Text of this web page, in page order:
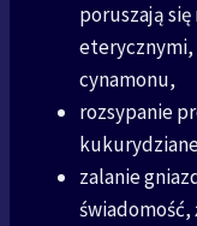
poruszają
eterycznymi,
cynamonu,
rozsypanie
zalanie